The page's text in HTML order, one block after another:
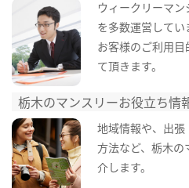
ウィークリーマ
を多数運営してい
お客様のご利用
て頂きます。
栃木のマンスリーお役立ち情
地域情報や、出
方法など、栃木
介します。